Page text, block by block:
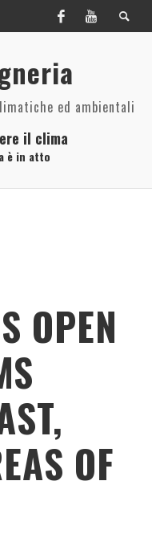
ed ambientali
il clima
è in atto
OPEN
OF